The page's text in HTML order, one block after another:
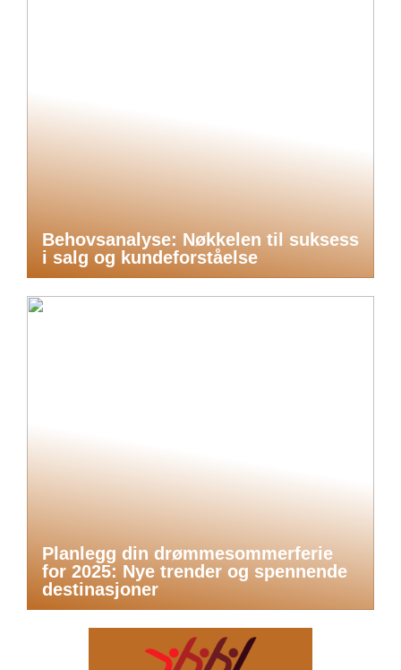
Behovsanalyse: Nøkkelen til suksess
i salg og kundeforståelse
Planlegg din drømmesommerferie
for 2025: Nye trender og spennende
destinasjoner